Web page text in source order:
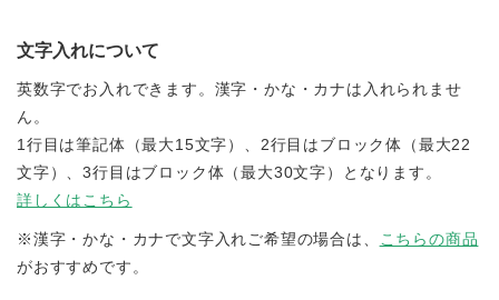
文字入れについて
英数字でお入れできます。漢字・かな・カナは入れられませ
ん。
1行目は筆記体（最大15文字）、2行目はブロック体（最大22
文字）、3行目はブロック体（最大30文字）となります。
詳しくはこちら
※漢字・かな・カナで文字入れご希望の場合は、
こちらの商品
がおすすめです。